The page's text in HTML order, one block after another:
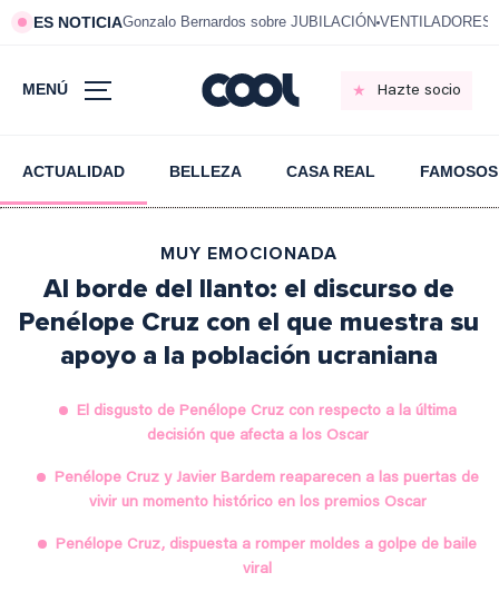
ES NOTICIAGonzalo Bernardos sobre JUBILACIÓN VENTILADORES
MENÚ Hazte socio
ACTUALIDAD BELLEZA CASA REAL FAMOSOS
MUY EMOCIONADA
Al borde del llanto: el discurso de
Penélope Cruz con el que muestra su
apoyo a la población ucraniana
El disgusto de Penélope Cruz con respecto a la última
decisión que afecta a los Oscar
Penélope Cruz y Javier Bardem reaparecen a las puertas de
vivir un momento histórico en los premios Oscar
Penélope Cruz, dispuesta a romper moldes a golpe de baile
viral